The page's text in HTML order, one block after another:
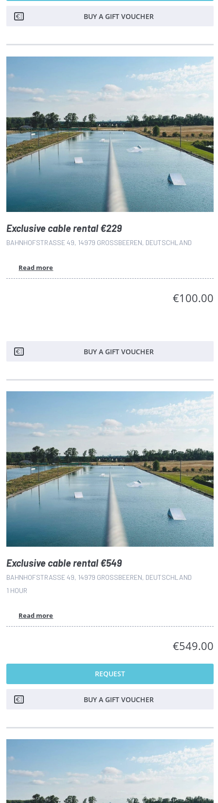
BUY A GIFT VOUCHER
Exclusive cable rental €229
BAHNHOFSTRASSE 49, 14979 GROSSBEEREN, DEUTSCHLAND
Read more
€100.00
BUY A GIFT VOUCHER
Exclusive cable rental €549
BAHNHOFSTRASSE 49, 14979 GROSSBEEREN, DEUTSCHLAND
1 HOUR
Read more
€549.00
REQUEST
BUY A GIFT VOUCHER